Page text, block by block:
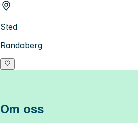
Sted
Randaberg
Om oss